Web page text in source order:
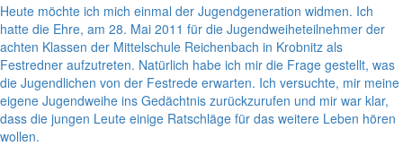
Heute möchte ich mich einmal der Jugendgeneration widmen. Ich
hatte die Ehre, am 28. Mai 2011 für die Jugendweiheteilnehmer der
achten Klassen der Mittelschule Reichenbach in Krobnitz als
Festredner aufzutreten. Natürlich habe ich mir die Frage gestellt, was
die Jugendlichen von der Festrede erwarten. Ich versuchte, mir meine
eigene Jugendweihe ins Gedächtnis zurückzurufen und mir war klar,
dass die jungen Leute einige Ratschläge für das weitere Leben hören
wollen.